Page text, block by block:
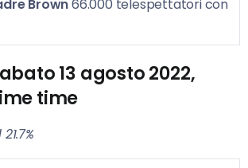
Brown66.000 telespettatori con
13 agosto 2022,
time